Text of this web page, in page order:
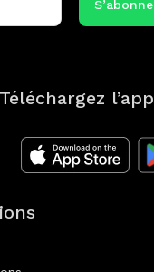
Téléchargez